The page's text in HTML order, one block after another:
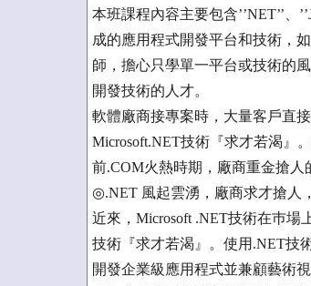
本班課程內容主要包含’’NET’’、
成的應用程式開發平台和技術，
師，擔心只學單一平台或技術的
開發技術的人才。
軟體廠商接專案時，大量客戶直
Microsoft.NET技術『求才若渴』
前.COM火熱時期，廠商重金搶人
◎.NET 風起雲湧，廠商求才搶人
近來，Microsoft .NET技術在巿場
技術『求才若渴』。使用.NET技
開發企業級應用程式並兼顧藝術